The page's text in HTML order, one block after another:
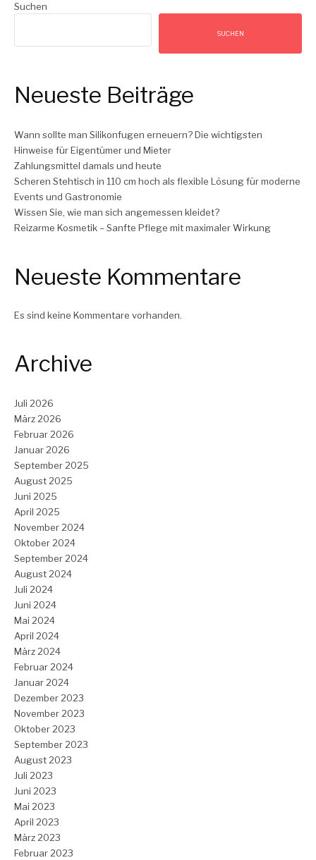
Suchen
SUCHEN
Neueste Beiträge
Wann sollte man Silikonfugen erneuern? Die wichtigsten
Hinweise für Eigentümer und Mieter
Zahlungsmittel damals und heute
Scheren Stehtisch in 110 cm hoch als flexible Lösung für moderne
Events und Gastronomie
Wissen Sie, wie man sich angemessen kleidet?
Reizarme Kosmetik – Sanfte Pflege mit maximaler Wirkung
Neueste Kommentare
Es sind keine Kommentare vorhanden.
Archive
Juli 2026
März 2026
Februar 2026
Januar 2026
September 2025
August 2025
Juni 2025
April 2025
November 2024
Oktober 2024
September 2024
August 2024
Juli 2024
Juni 2024
Mai 2024
April 2024
März 2024
Februar 2024
Januar 2024
Dezember 2023
November 2023
Oktober 2023
September 2023
August 2023
Juli 2023
Juni 2023
Mai 2023
April 2023
März 2023
Februar 2023